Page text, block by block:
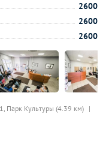
Парк Культуры (4.39 км)
2600
2600
2600